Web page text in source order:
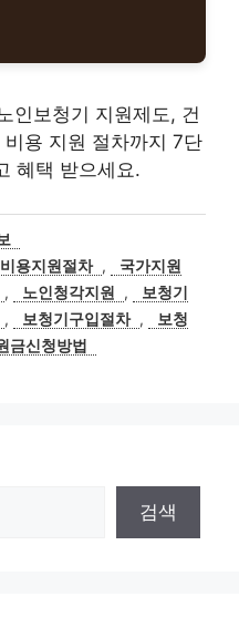
인보청기 지원제도, 건
용 지원 절차까지 7단
혜택 받으세요.
용지원절차 ,
국가지원
, 노인청각지원 ,
보청기
, 보청기구입절차 ,
보청
금신청방법
검색